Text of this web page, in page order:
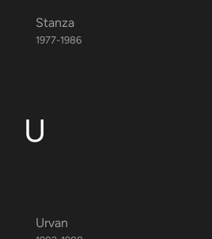
Stanza
1977-1986
U
Urvan